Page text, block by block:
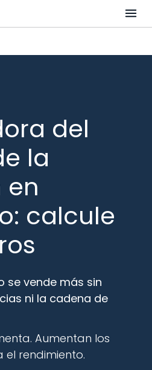
del
la
en
calcule
se vende más sin
ni la cadena de
Aumentan los
el rendimiento.